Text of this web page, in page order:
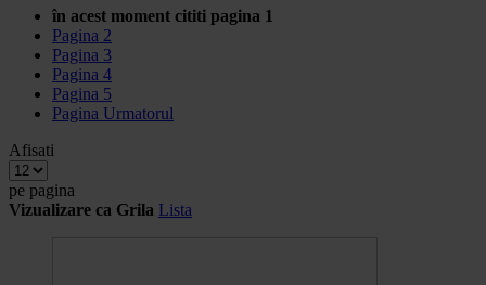
în acest moment cititi pagina 1
Pagina 2
Pagina 3
Pagina 4
Pagina 5
Pagina Urmatorul
Afisati
pe pagina
Vizualizare ca Grila Lista